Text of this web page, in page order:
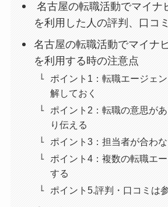
名古屋の転職活動でマイナ
を利用した人の評判、口コミ
名古屋の転職活動でマイナ
を利用する時の注意点
ポイント1：転職エージェ
解しておく
ポイント2：転職の意思が
り伝える
ポイント3：担当者が合わ
ポイント4：複数の転職エ
する
ポイント5.評判・口コミは